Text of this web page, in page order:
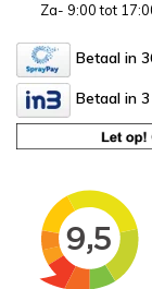
Za- 9:00 tot
Betaal in
Betaal in